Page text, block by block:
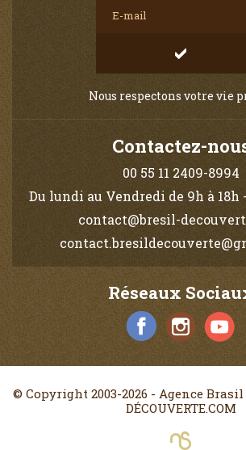
Nous respectons votre vie
Contactez-
00 55 11 2409-8994
Du lundi au Vendredi de 9h à 18h
contact@bresil-
Réseaux
© Copyright 2003-2026 - Agence Brasil
DÉCOUVERTE.COM